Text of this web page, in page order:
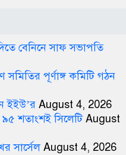
বেনিনে সাফ সভাপতি
পূর্ণাঙ্গ কমিটি গঠন
ইইউ’র August 4, 2026
৯৫ শতাংশই সিলেটি August
সার্সেল August 4, 2026